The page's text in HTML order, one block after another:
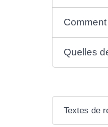
Quelles
Textes de